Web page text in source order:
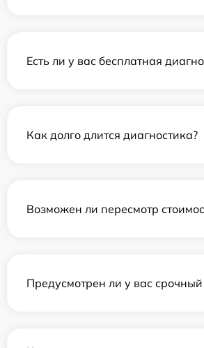
Есть ли у вас бесплатная
Как долго длится диагностика?
Возможен ли пересмотр
Предусмотрен ли у вас